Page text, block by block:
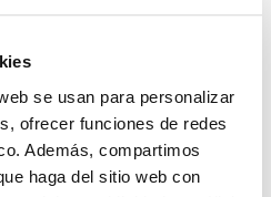
se usan para personalizar
ofrecer funciones de redes
Además, compartimos
haga del sitio web con
Con tapón de rosca de
B de acuerdo con DIN EN
ajustado individualmente
a temperaturas superiores a